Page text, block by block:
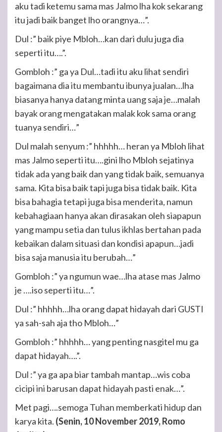
aku tadi ketemu sama mas Jalmo lha kok sekarang
itu jadi baik banget lho orangnya…”.
Dul :” baik piye Mbloh…kan dari dulu juga dia
seperti itu….”.
Gombloh :” ga ya Dul…tadi itu aku lihat sendiri
bagaimana dia itu membantu ibunya jualan…lha
biasanya hanya datang minta uang saja je…malah
bayak orang mengatakan malak kok sama orang
tuanya sendiri…”
Dul malah senyum :” hhhhh… heran ya Mbloh lihat
mas Jalmo seperti itu….gini lho Mbloh sejatinya
tidak ada yang baik dan yang tidak baik, semuanya
sama. Kita bisa baik tapi juga bisa tidak baik. Kita
bisa bahagia tetapi juga bisa menderita, namun
kebahagiaan hanya akan dirasakan oleh siapapun
yang mampu setia dan tulus ikhlas bertahan pada
kebaikan dalam situasi dan kondisi apapun…jadi
bisa saja manusia itu berubah…”
Gombloh :” ya ngumun wae…lha atase mas Jalmo
je ….iso seperti itu…”.
Dul :” hhhhh…lha orang dapat hidayah dari GUSTI
ya sah-sah aja tho Mbloh…”
Gombloh :” hhhhh… yang penting nasgitel mu ga
dapat hidayah….”.
Dul :” ya ga apa biar tambah mantap…wis coba
cicipi ini barusan dapat hidayah pasti enak…”.
Met pagi….semoga Tuhan memberkati hidup dan
karya kita. (Senin, 10 November 2019, Romo